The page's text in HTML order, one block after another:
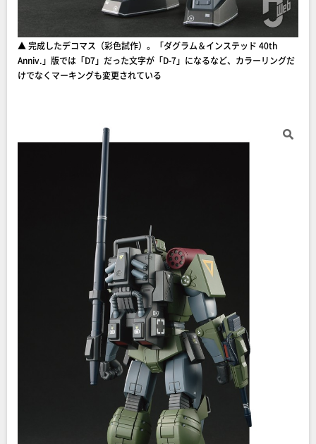
▲ 完成したデコマス（彩色試作）。「ダグラム＆インステッド 40th
Anniv.」版では「D7」だった文字が「D-7」になるなど、カラーリングだ
けでなくマーキングも変更されている